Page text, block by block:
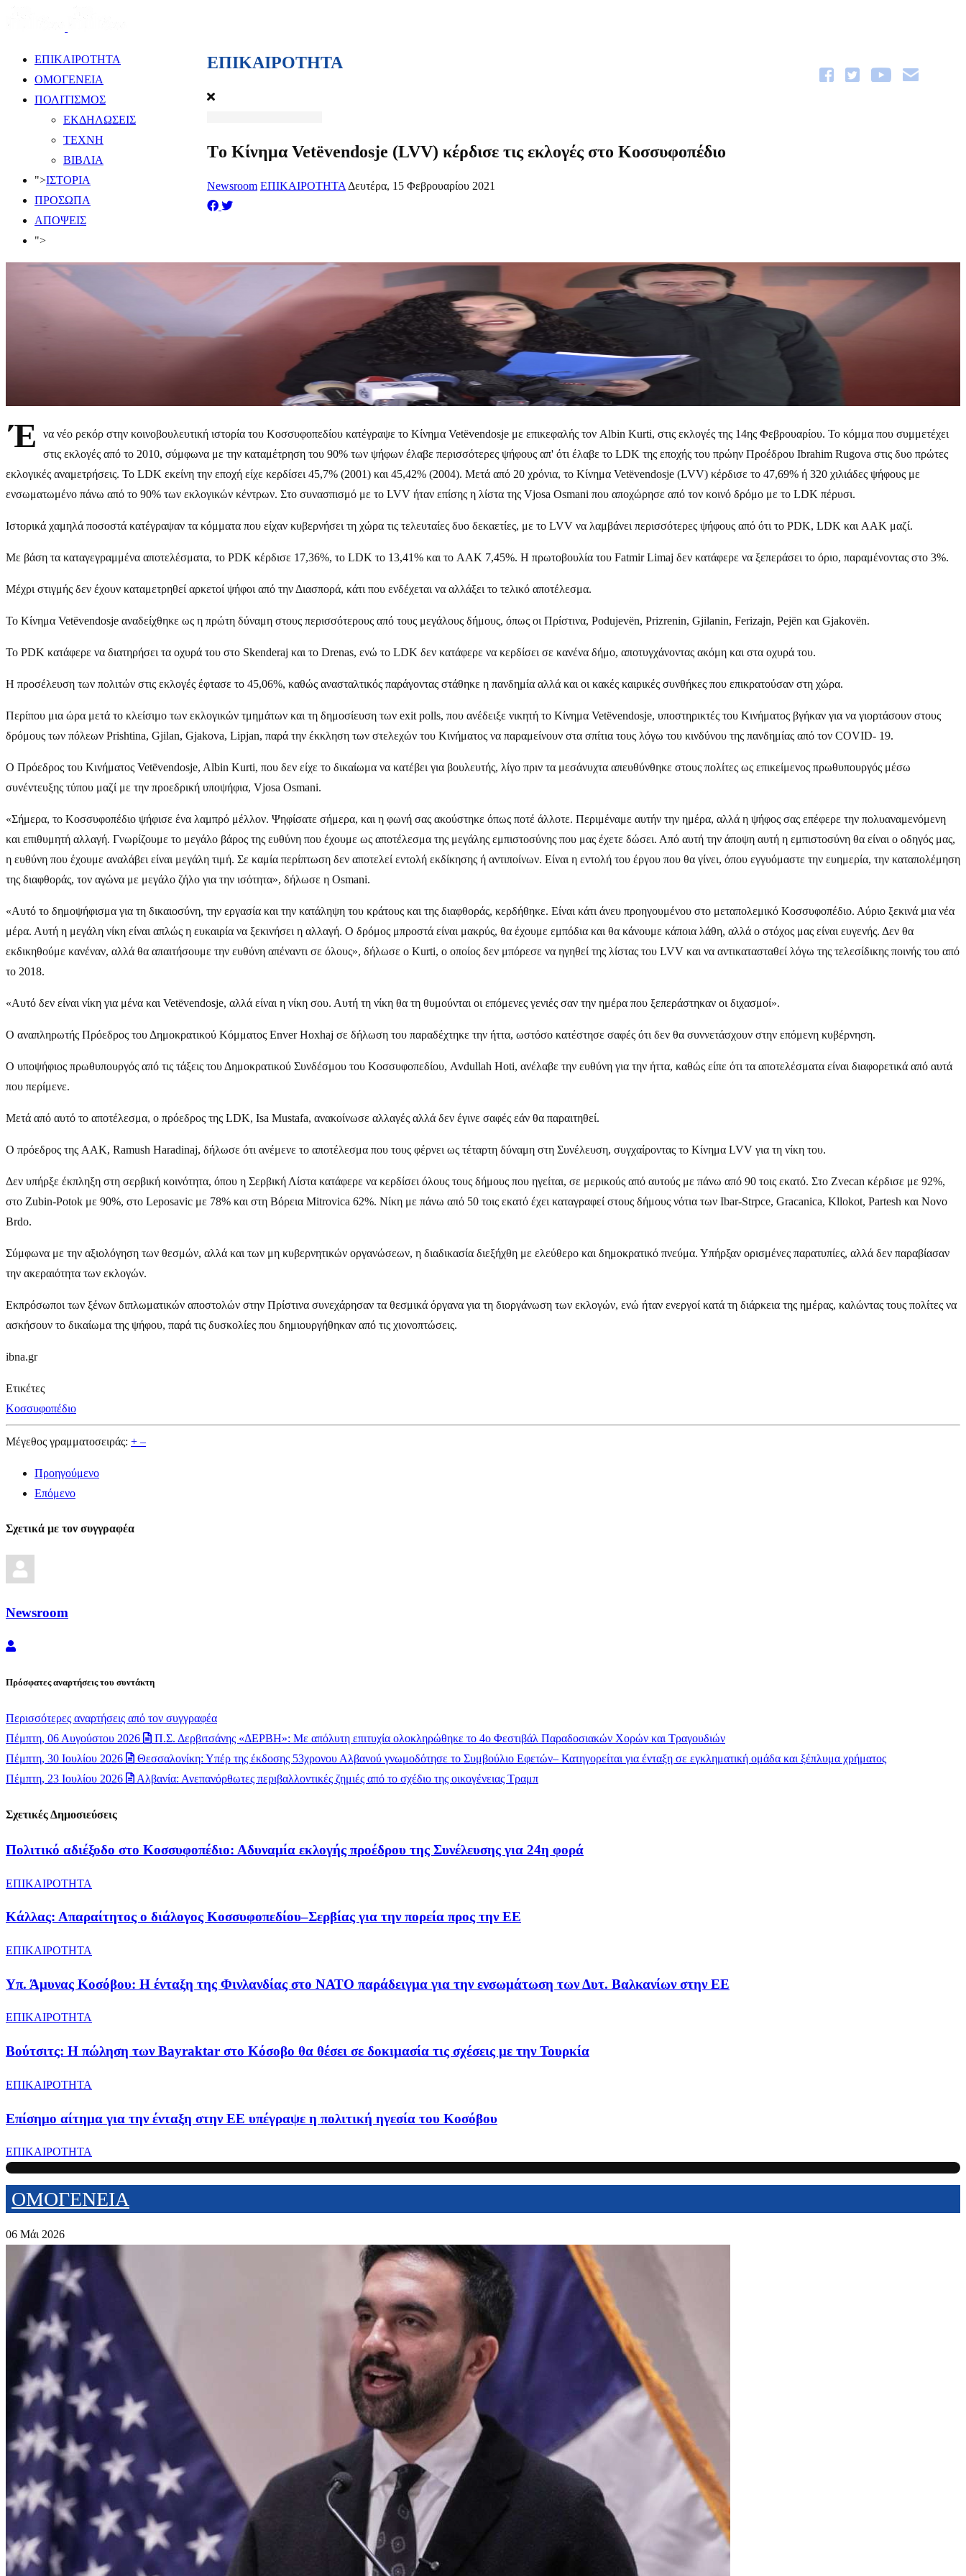
ΕΠΙΚΑΙΡΟΤΗΤΑ
ΟΜΟΓΕΝΕΙΑ
ΠΟΛΙΤΙΣΜΟΣ
ΕΚΔΗΛΩΣΕΙΣ
ΤΕΧΝΗ
ΒΙΒΛΙΑ
">ΙΣΤΟΡΙΑ
ΠΡΟΣΩΠΑ
ΑΠΟΨΕΙΣ
">
ΕΠΙΚΑΙΡΟΤΗΤΑ
Tο Κίνημα Vetëvendosje (LVV) κέρδισε τις εκλογές στο Κοσσυφοπέδιο
Newsroom ΕΠΙΚΑΙΡΟΤΗΤΑ Δευτέρα, 15 Φεβρουαρίου 2021
Έ
να νέο ρεκόρ στην κοινοβουλευτική ιστορία του Κοσσυφοπεδίου κατέγραψε το Κίνημα Vetëvendosje με επικεφαλής τον Albin Kurti, στις εκλογές της 14ης Φεβρουαρίου. Το κόμμα που συμμετέχει
στις εκλογές από το 2010, σύμφωνα με την καταμέτρηση του 90% των ψήφων έλαβε περισσότερες ψήφους απ' ότι έλαβε το LDK της εποχής του πρώην Προέδρου Ibrahim Rugova στις δυο πρώτες
εκλογικές αναμετρήσεις. Το LDK εκείνη την εποχή είχε κερδίσει 45,7% (2001) και 45,42% (2004). Μετά από 20 χρόνια, το Κίνημα Vetëvendosje (LVV) κέρδισε το 47,69% ή 320 χιλιάδες ψήφους με
ενσωματωμένο πάνω από το 90% των εκλογικών κέντρων. Στο συνασπισμό με το LVV ήταν επίσης η λίστα της Vjosa Osmani που αποχώρησε από τον κοινό δρόμο με το LDK πέρυσι.
Ιστορικά χαμηλά ποσοστά κατέγραψαν τα κόμματα που είχαν κυβερνήσει τη χώρα τις τελευταίες δυο δεκαετίες, με το LVV να λαμβάνει περισσότερες ψήφους από ότι το PDK, LDK και AAK μαζί.
Με βάση τα καταγεγραμμένα αποτελέσματα, το PDK κέρδισε 17,36%, το LDK το 13,41% και το AAK 7,45%. Η πρωτοβουλία του Fatmir Limaj δεν κατάφερε να ξεπεράσει το όριο, παραμένοντας στο 3%.
Μέχρι στιγμής δεν έχουν καταμετρηθεί αρκετοί ψήφοι από την Διασπορά, κάτι που ενδέχεται να αλλάξει το τελικό αποτέλεσμα.
Το Κίνημα Vetëvendosje αναδείχθηκε ως η πρώτη δύναμη στους περισσότερους από τους μεγάλους δήμους, όπως οι Πρίστινα, Podujevën, Prizrenin, Gjilanin, Ferizajn, Pejën και Gjakovën.
Το PDK κατάφερε να διατηρήσει τα οχυρά του στο Skenderaj και το Drenas, ενώ το LDK δεν κατάφερε να κερδίσει σε κανένα δήμο, αποτυγχάνοντας ακόμη και στα οχυρά του.
Η προσέλευση των πολιτών στις εκλογές έφτασε το 45,06%, καθώς ανασταλτικός παράγοντας στάθηκε η πανδημία αλλά και οι κακές καιρικές συνθήκες που επικρατούσαν στη χώρα.
Περίπου μια ώρα μετά το κλείσιμο των εκλογικών τμημάτων και τη δημοσίευση των exit polls, που ανέδειξε νικητή το Κίνημα Vetëvendosje, υποστηρικτές του Κινήματος βγήκαν για να γιορτάσουν στους
δρόμους των πόλεων Prishtina, Gjilan, Gjakova, Lipjan, παρά την έκκληση των στελεχών του Κινήματος να παραμείνουν στα σπίτια τους λόγω του κινδύνου της πανδημίας από τον COVID- 19.
Ο Πρόεδρος του Κινήματος Vetëvendosje, Albin Kurti, που δεν είχε το δικαίωμα να κατέβει για βουλευτής, λίγο πριν τα μεσάνυχτα απευθύνθηκε στους πολίτες ως επικείμενος πρωθυπουργός μέσω
συνέντευξης τύπου μαζί με την προεδρική υποψήφια, Vjosa Osmani.
«Σήμερα, το Κοσσυφοπέδιο ψήφισε ένα λαμπρό μέλλον. Ψηφίσατε σήμερα, και η φωνή σας ακούστηκε όπως ποτέ άλλοτε. Περιμέναμε αυτήν την ημέρα, αλλά η ψήφος σας επέφερε την πολυαναμενόμενη
και επιθυμητή αλλαγή. Γνωρίζουμε το μεγάλο βάρος της ευθύνη που έχουμε ως αποτέλεσμα της μεγάλης εμπιστοσύνης που μας έχετε δώσει. Από αυτή την άποψη αυτή η εμπιστοσύνη θα είναι ο οδηγός μας,
η ευθύνη που έχουμε αναλάβει είναι μεγάλη τιμή. Σε καμία περίπτωση δεν αποτελεί εντολή εκδίκησης ή αντιποίνων. Είναι η εντολή του έργου που θα γίνει, όπου εγγυόμαστε την ευημερία, την καταπολέμηση
της διαφθοράς, τον αγώνα με μεγάλο ζήλο για την ισότητα», δήλωσε η Osmani.
«Αυτό το δημοψήφισμα για τη δικαιοσύνη, την εργασία και την κατάληψη του κράτους και της διαφθοράς, κερδήθηκε. Είναι κάτι άνευ προηγουμένου στο μεταπολεμικό Κοσσυφοπέδιο. Αύριο ξεκινά μια νέα
μέρα. Αυτή η μεγάλη νίκη είναι απλώς η ευκαιρία να ξεκινήσει η αλλαγή. Ο δρόμος μπροστά είναι μακρύς, θα έχουμε εμπόδια και θα κάνουμε κάποια λάθη, αλλά ο στόχος μας είναι ευγενής. Δεν θα
εκδικηθούμε κανέναν, αλλά θα απαιτήσουμε την ευθύνη απέναντι σε όλους», δήλωσε ο Kurti, ο οποίος δεν μπόρεσε να ηγηθεί της λίστας του LVV και να αντικατασταθεί λόγω της τελεσίδικης ποινής του από
το 2018.
«Αυτό δεν είναι νίκη για μένα και Vetëvendosje, αλλά είναι η νίκη σου. Αυτή τη νίκη θα τη θυμούνται οι επόμενες γενιές σαν την ημέρα που ξεπεράστηκαν οι διχασμοί».
Ο αναπληρωτής Πρόεδρος του Δημοκρατικού Κόμματος Enver Hoxhaj σε δήλωση του παραδέχτηκε την ήττα, ωστόσο κατέστησε σαφές ότι δεν θα συννετάσχουν στην επόμενη κυβέρνηση.
Ο υποψήφιος πρωθυπουργός από τις τάξεις του Δημοκρατικού Συνδέσμου του Κοσσυφοπεδίου, Avdullah Hoti, ανέλαβε την ευθύνη για την ήττα, καθώς είπε ότι τα αποτελέσματα είναι διαφορετικά από αυτά
που περίμενε.
Μετά από αυτό το αποτέλεσμα, ο πρόεδρος της LDK, Isa Mustafa, ανακοίνωσε αλλαγές αλλά δεν έγινε σαφές εάν θα παραιτηθεί.
Ο πρόεδρος της AAK, Ramush Haradinaj, δήλωσε ότι ανέμενε το αποτέλεσμα που τους φέρνει ως τέταρτη δύναμη στη Συνέλευση, συγχαίροντας το Κίνημα LVV για τη νίκη του.
Δεν υπήρξε έκπληξη στη σερβική κοινότητα, όπου η Σερβική Λίστα κατάφερε να κερδίσει όλους τους δήμους που ηγείται, σε μερικούς από αυτούς με πάνω από 90 τοις εκατό. Στο Zvecan κέρδισε με 92%,
στο Zubin-Potok με 90%, στο Leposavic με 78% και στη Βόρεια Mitrovica 62%. Νίκη με πάνω από 50 τοις εκατό έχει καταγραφεί στους δήμους νότια των Ibar-Strpce, Gracanica, Kllokot, Partesh και Novo
Brdo.
Σύμφωνα με την αξιολόγηση των θεσμών, αλλά και των μη κυβερνητικών οργανώσεων, η διαδικασία διεξήχθη με ελεύθερο και δημοκρατικό πνεύμα. Υπήρξαν ορισμένες παρατυπίες, αλλά δεν παραβίασαν
την ακεραιότητα των εκλογών.
Εκπρόσωποι των ξένων διπλωματικών αποστολών στην Πρίστινα συνεχάρησαν τα θεσμικά όργανα για τη διοργάνωση των εκλογών, ενώ ήταν ενεργοί κατά τη διάρκεια της ημέρας, καλώντας τους πολίτες να
ασκήσουν το δικαίωμα της ψήφου, παρά τις δυσκολίες που δημιουργήθηκαν από τις χιονοπτώσεις.
ibna.gr
Ετικέτες
Κοσσυφοπέδιο
Μέγεθος γραμματοσειράς: + –
Προηγούμενο
Επόμενο
Σχετικά με τον συγγραφέα
Newsroom
Newsroom
Πρόσφατες αναρτήσεις του συντάκτη
Περισσότερες αναρτήσεις από τον συγγραφέα
Πέμπτη, 06 Αυγούστου 2026
Π.Σ. Δερβιτσάνης «ΔΕΡΒΗ»: Με απόλυτη επιτυχία ολοκληρώθηκε το 4ο Φεστιβάλ Παραδοσιακών Χορών και Τραγουδιών
Πέμπτη, 30 Ιουλίου 2026
Θεσσαλονίκη: Υπέρ της έκδοσης 53χρονου Αλβανού γνωμοδότησε το Συμβούλιο Εφετών– Κατηγορείται για ένταξη σε εγκληματική ομάδα και ξέπλυμα χρήματος
Πέμπτη, 23 Ιουλίου 2026
Αλβανία: Ανεπανόρθωτες περιβαλλοντικές ζημιές από το σχέδιο της οικογένειας Τραμπ
Σχετικές Δημοσιεύσεις
Πολιτικό αδιέξοδο στο Κοσσυφοπέδιο: Αδυναμία εκλογής προέδρου της Συνέλευσης για 24η φορά
ΕΠΙΚΑΙΡΟΤΗΤΑ
Κάλλας: Απαραίτητος ο διάλογος Κοσσυφοπεδίου–Σερβίας για την πορεία προς την ΕΕ
ΕΠΙΚΑΙΡΟΤΗΤΑ
Υπ. Άμυνας Κοσόβου: Η ένταξη της Φινλανδίας στο ΝΑΤΟ παράδειγμα για την ενσωμάτωση των Δυτ. Βαλκανίων στην ΕΕ
ΕΠΙΚΑΙΡΟΤΗΤΑ
Βούτσιτς: Η πώληση των Bayraktar στο Κόσοβο θα θέσει σε δοκιμασία τις σχέσεις με την Τουρκία
ΕΠΙΚΑΙΡΟΤΗΤΑ
Επίσημο αίτημα για την ένταξη στην ΕΕ υπέγραψε η πολιτική ηγεσία του Κοσόβου
ΕΠΙΚΑΙΡΟΤΗΤΑ
ΟΜΟΓΕΝΕΙΑ
06 Μάι 2026